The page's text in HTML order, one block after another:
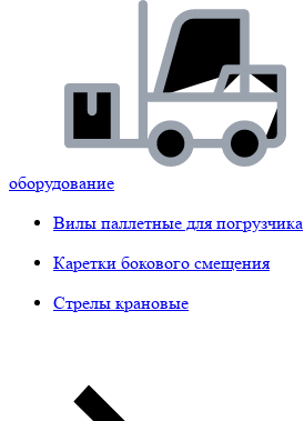
оборудование
Вилы паллетные для погрузчика
Каретки бокового смещения
Стрелы крановые